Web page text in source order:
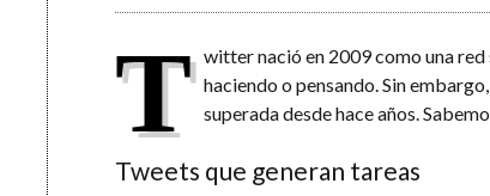
T witter nació en 2009 como una
haciendo o pensando. Sin
superada desde hace años.
Tweets que generan tareas